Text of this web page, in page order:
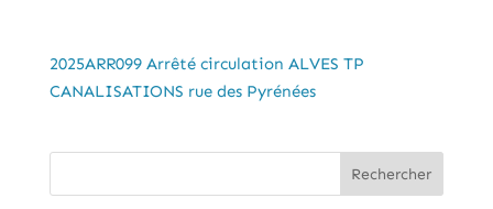
2025ARR099 Arrêté circulation ALVES TP
CANALISATIONS rue des Pyrénées